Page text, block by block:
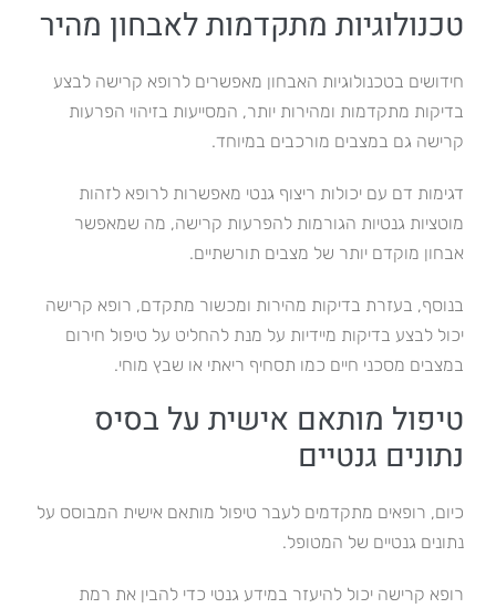
טכנולוגיות מתקדמות לאבחון מהיר
חידושים בטכנולוגיות האבחון מאפשרים לרופא קרישה לבצע
בדיקות מתקדמות ומהירות יותר, המסייעות בזיהוי הפרעות
קרישה גם במצבים מורכבים במיוחד.
דגימות דם עם יכולות ריצוף גנטי מאפשרות לרופא לזהות
מוטציות גנטיות הגורמות להפרעות קרישה, מה שמאפשר
אבחון מוקדם יותר של מצבים תורשתיים.
בנוסף, בעזרת בדיקות מהירות ומכשור מתקדם, רופא קרישה
יכול לבצע בדיקות מיידיות על מנת להחליט על טיפול חירום
במצבים מסכני חיים כמו תסחיף ריאתי או שבץ מוחי.
טיפול מותאם אישית על בסיס
נתונים גנטיים
כיום, רופאים מתקדמים לעבר טיפול מותאם אישית המבוסס על
נתונים גנטיים של המטופל.
רופא קרישה יכול להיעזר במידע גנטי כדי להבין את רמת